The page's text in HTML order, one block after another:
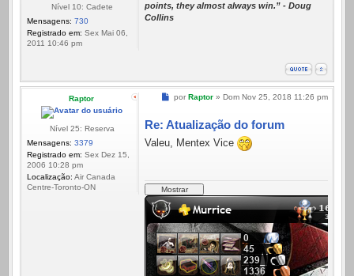
Nível 10: Cadete
Mensagens: 730
Registrado em: Sex Mai 06,
2011 10:46 pm
points, they almost always win.” - Doug
Collins
Raptor
Nível 25: Reserva
Mensagens: 3379
Registrado em: Sex Dez 15,
2006 10:28 pm
Localização: Air Canada
Centre-Toronto-ON
Mensagem
por Raptor » Dom Nov 25, 2018 11:26 pm
Re: Atualização do forum
Valeu, Mentex Vice